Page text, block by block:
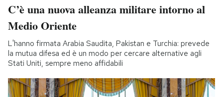
C’è una nuova alleanza militare intorno al
Medio Oriente
L'hanno firmata Arabia Saudita, Pakistan e Turchia: prevede
la mutua difesa ed è un modo per cercare alternative agli
Stati Uniti, sempre meno affidabili